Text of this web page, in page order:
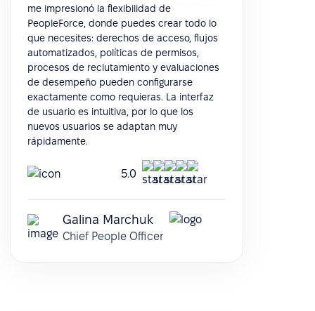
me impresionó la flexibilidad de
PeopleForce, donde puedes crear todo lo
que necesites: derechos de acceso, flujos
automatizados, políticas de permisos,
procesos de reclutamiento y evaluaciones
de desempeño pueden configurarse
exactamente como requieras. La interfaz
de usuario es intuitiva, por lo que los
nuevos usuarios se adaptan muy
rápidamente.
5.0
Galina Marchuk
Chief People Officer